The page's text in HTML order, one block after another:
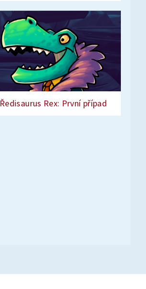
Ředisaurus Rex: První případ